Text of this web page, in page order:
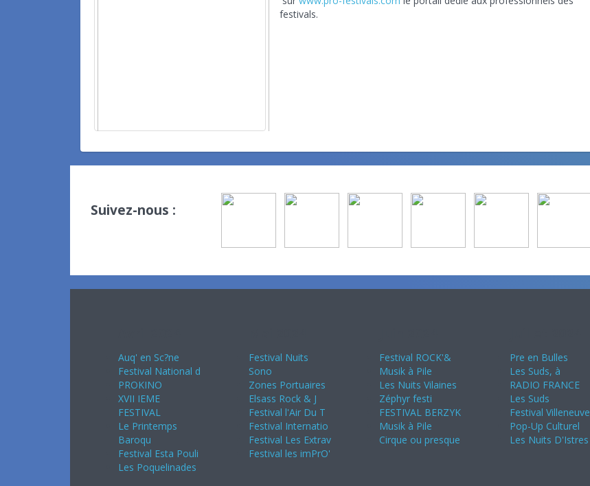
festivals.
Suivez-nous :
Auq' en Sc?ne
Festival National d
PROKINO
XVII IEME
FESTIVAL
Le Printemps
Baroqu
Festival Esta Pouli
Les Poquelinades
Festival Nuits
Sono
Zones Portuaires
Elsass Rock & J
Festival l'Air Du T
Festival Internatio
Festival Les Extrav
Festival les imPrO'
Festival ROCK'&
Musik à Pile
Les Nuits Vilaines
Zéphyr festi
FESTIVAL BERZYK
Musik à Pile
Cirque ou presque
Pre en Bulles
Les Suds, à
RADIO FRANCE
Les Suds
Festival Villeneuve
Pop-Up Culturel
Les Nuits D'Istres